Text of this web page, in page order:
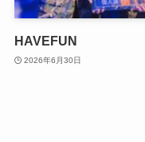
HAVEFUN
2026年6月30日